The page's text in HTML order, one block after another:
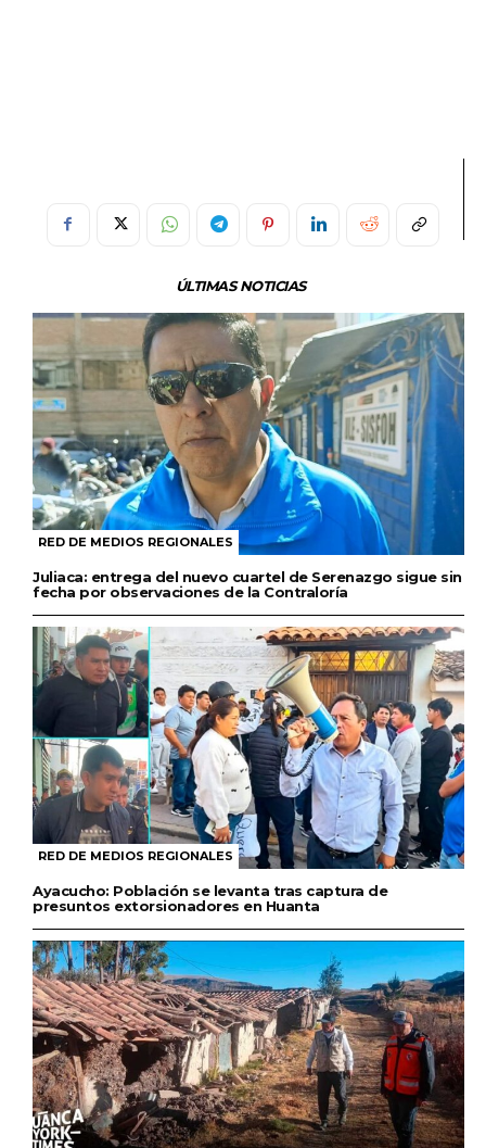
ÚLTIMAS NOTICIAS
RED DE MEDIOS REGIONALES
Juliaca: entrega del nuevo cuartel de Serenazgo sigue sin
fecha por observaciones de la Contraloría
RED DE MEDIOS REGIONALES
Ayacucho: Población se levanta tras captura de
presuntos extorsionadores en Huanta